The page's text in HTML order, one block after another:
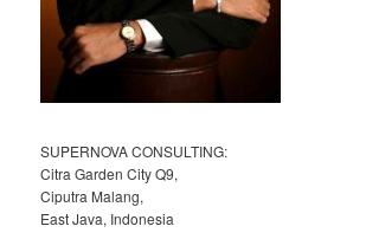
SUPERNOVA CONSULTING:
Citra Garden City Q9,
Ciputra Malang,
East Java, Indonesia